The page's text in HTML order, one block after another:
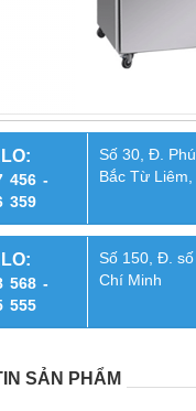
456 -
359
Số 30, Đ.
Bắc Từ
568 -
555
Số 150, Đ.
Chí Minh
SẢN PHẨM